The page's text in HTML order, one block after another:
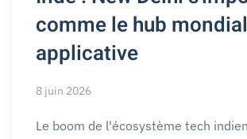
comme le hub
applicative
8 juin 2026
Le boom de l'écosystème tech